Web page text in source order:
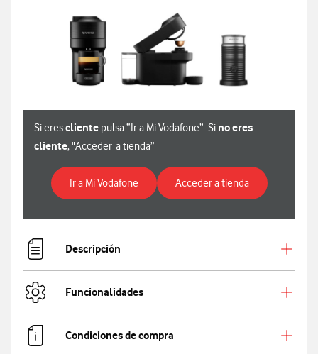
Si erescliente pulsa “Ir a Mi Vodafone”. Si no eres
cliente, "Acceder a tienda”
Ir a Mi VodafonePara ver especificaciones de la cafetera
Acceder a tiendaPara ver
Descripción
Funcionalidades
Condiciones de compra